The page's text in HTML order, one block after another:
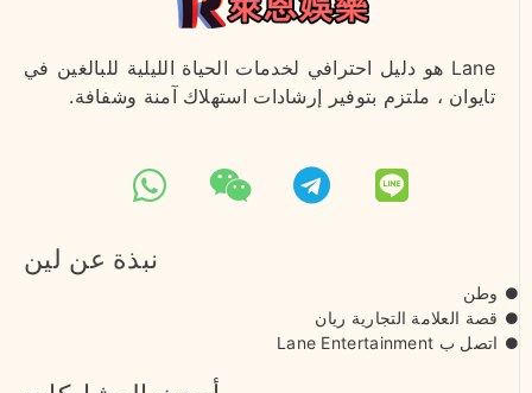
Lane هو دليل احترافي لخدمات الحياة الليلية للبالغين في
تايوان ، ملتزم بتوفير إرشادات استهلاك آمنة وشفافة.
نبذة عن لين
وطن
قصة العلامة التجارية ريان
اتصل ب Lane Entertainment